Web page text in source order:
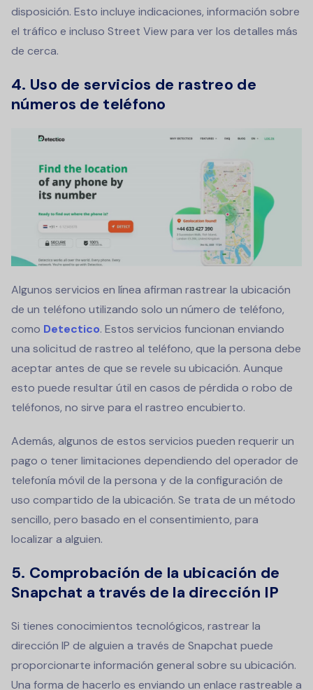
disposición. Esto incluye indicaciones, información sobre
el tráfico e incluso Street View para ver los detalles más
de cerca.
4. Uso de servicios de rastreo de
números de teléfono
Algunos servicios en línea afirman rastrear la ubicación
de un teléfono utilizando solo un número de teléfono,
como Detectico. Estos servicios funcionan enviando
una solicitud de rastreo al teléfono, que la persona debe
aceptar antes de que se revele su ubicación. Aunque
esto puede resultar útil en casos de pérdida o robo de
teléfonos, no sirve para el rastreo encubierto.
Además, algunos de estos servicios pueden requerir un
pago o tener limitaciones dependiendo del operador de
telefonía móvil de la persona y de la configuración de
uso compartido de la ubicación. Se trata de un método
sencillo, pero basado en el consentimiento, para
localizar a alguien.
5. Comprobación de la ubicación de
Snapchat a través de la dirección IP
Si tienes conocimientos tecnológicos, rastrear la
dirección IP de alguien a través de Snapchat puede
proporcionarte información general sobre su ubicación.
Una forma de hacerlo es enviando un enlace rastreable a